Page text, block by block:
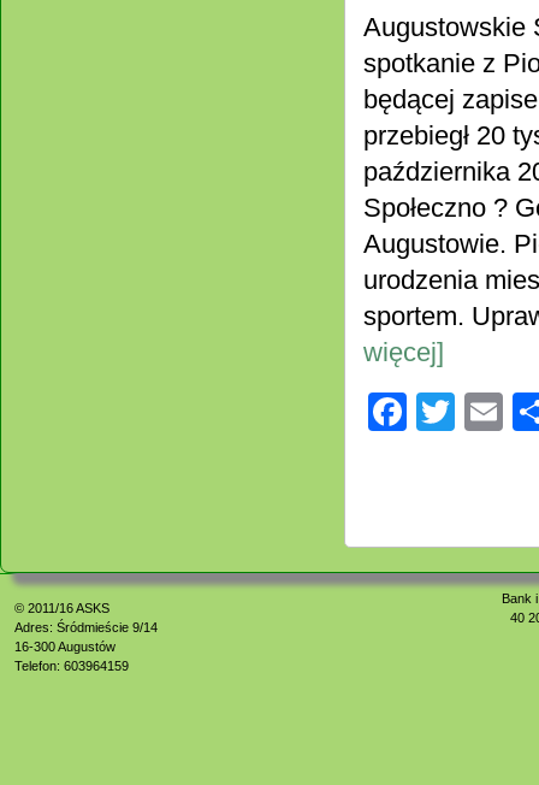
Augustowskie
spotkanie z
będącej
przebiegł 20
października
Społeczno ?
Augustowie.
urodzenia
sportem.
więcej]
© 2011/16ASKS
Adres: Śródmieście 9/14
16-300 Augustów
Telefon: 603964159
Bank
40